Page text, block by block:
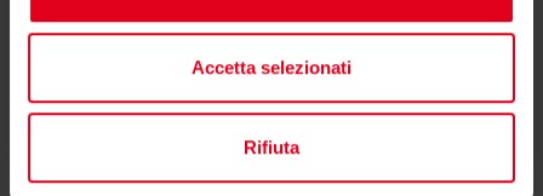
Accetta selezionati
Rifiuta
Trova il consulente di zona